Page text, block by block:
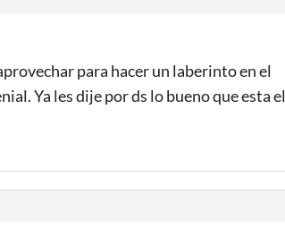
para hacer un laberinto en el
Ya les dije por ds lo bueno que esta el